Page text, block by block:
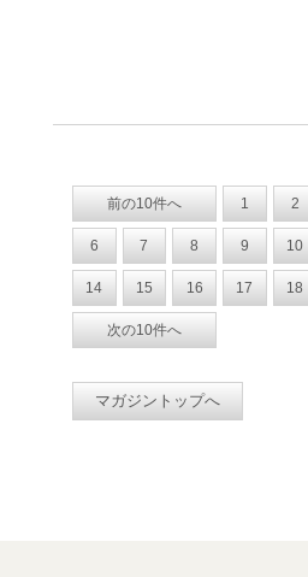
前の10件へ 1 2
6 7 8 9 10
14 15 16 17 18
次の10件へ
マガジントップへ